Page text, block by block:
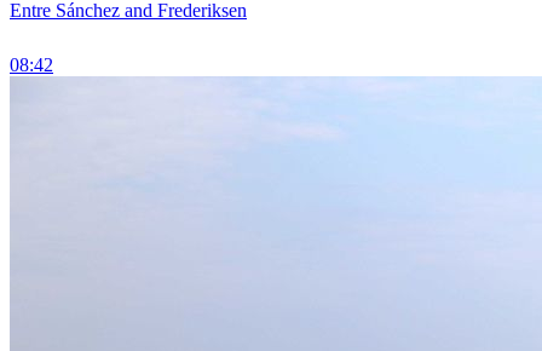
Entre Sánchez and Frederiksen
08:42